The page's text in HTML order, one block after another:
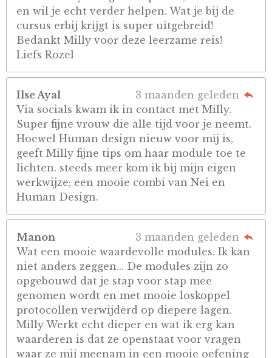
en wil je echt verder helpen. Wat je bij de
cursus erbij krijgt is super uitgebreid!
Bedankt Milly voor deze leerzame reis!
Liefs Rozel
Ilse Ayal
3 maanden geleden
Via socials kwam ik in contact met Milly.
Super fijne vrouw die alle tijd voor je neemt.
Hoewel Human design nieuw voor mij is,
geeft Milly fijne tips om haar module toe te
lichten. steeds meer kom ik bij mijn eigen
werkwijze; een mooie combi van Nei en
Human Design.
Manon
3 maanden geleden
Wat een mooie waardevolle modules. Ik kan
niet anders zeggen... De modules zijn zo
opgebouwd dat je stap voor stap mee
genomen wordt en met mooie loskoppel
protocollen verwijderd op diepere lagen.
Milly Werkt echt dieper en wat ik erg kan
waarderen is dat ze openstaat voor vragen
waar ze mij meenam in een mooie oefening